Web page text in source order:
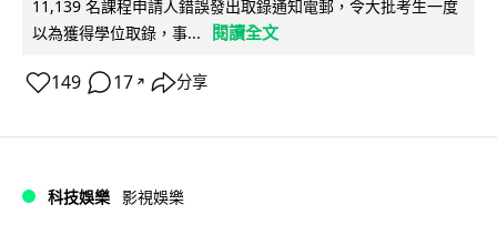
11,139 名課程申請人錯誤發出取錄通知電郵，令大批考生一度
以為獲得學位取錄，事...
閱讀全文
149 17 ↗ 分享
科技娛樂 影視娛樂